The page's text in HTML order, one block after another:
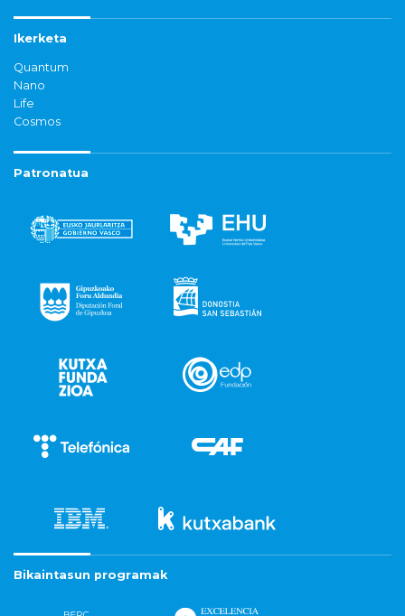
Ikerketa
Quantum
Nano
Life
Cosmos
Patronatua
Bikaintasun programak